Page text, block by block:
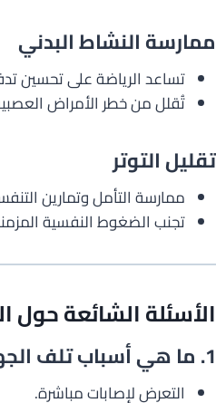
ممارسة النشاط البدني
تساعد الرياضة على تحسين
تُقلل من خطر الأمراض
تقليل التوتر
ممارسة التأمل وتمارين
تجنب الضغوط النفسية
الأسئلة الشائعة حول
1. ما هي أسباب تلف
التعرض لإصابات مباشرة.